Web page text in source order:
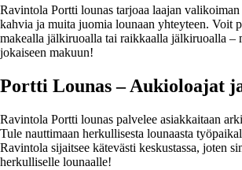
Ravintola Portti lounas tarjoaa laajan
kahvia ja muita juomia lounaan yhteyteen. Voit
makealla jälkiruoalla tai raikkaalla jälkiruoalla –
jokaiseen makuun!
Portti Lounas – Aukioloajat
Ravintola Portti lounas palvelee asiakkaitaan
Tule nauttimaan herkullisesta lounaasta
Ravintola sijaitsee kätevästi keskustassa, joten
herkulliselle lounaalle!